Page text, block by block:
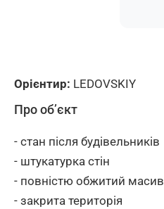
Орієнтир: LEDOVSKIY
Про об’єкт
- стан після будівельників
- штукатурка стін
- повністю обжитий масив
- закрита територія